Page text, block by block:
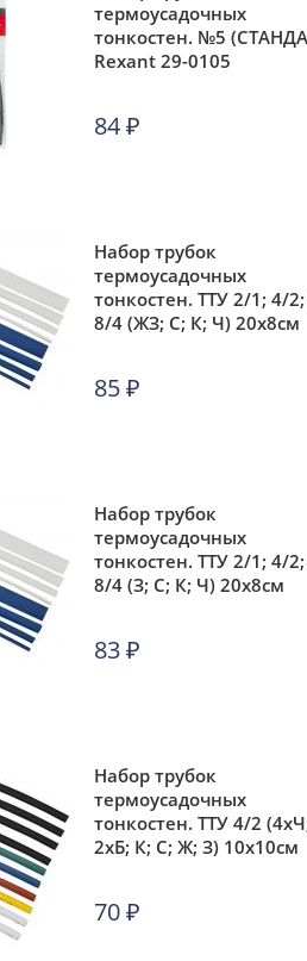
термоусадочных
тонкостен. №5
Rexant 29-0105
84₽
Набор трубок
термоусадочных
тонкостен. ТТУ 2/1; 4/
8/4 (ЖЗ; С; К; Ч) 20х8см
85₽
Набор трубок
термоусадочных
тонкостен. ТТУ 2/1; 4/
8/4 (З; С; К; Ч) 20х8см
83₽
Набор трубок
термоусадочных
тонкостен. ТТУ 4/2
2хБ; К; С; Ж; З) 10х10см
70₽